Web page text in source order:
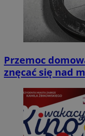
Przemoc
znęcać się nad